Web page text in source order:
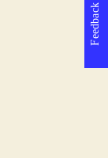
Feedback